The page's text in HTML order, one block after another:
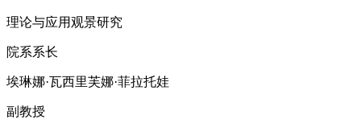
理论与应用观景研究
院系系长
埃琳娜·瓦西里芙娜·菲拉托娃
副教授